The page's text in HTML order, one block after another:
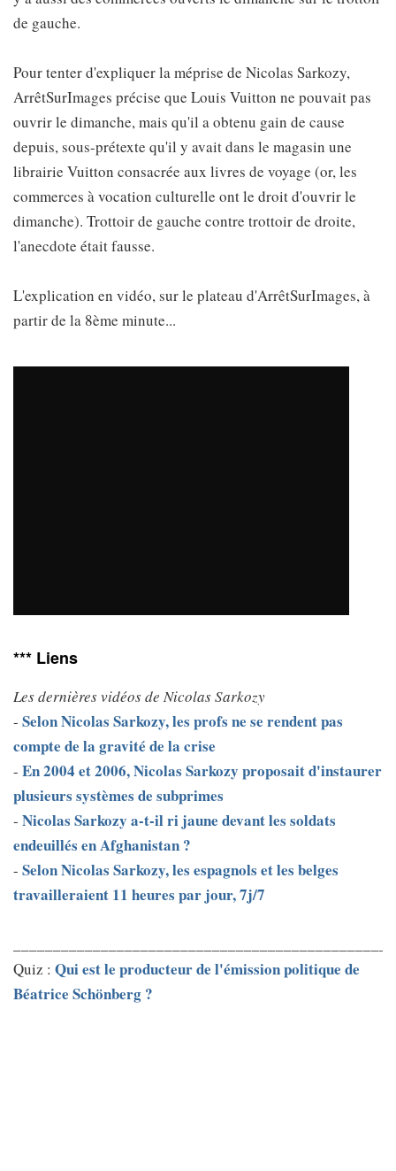
de gauche.
Pour tenter d'expliquer la méprise de Nicolas Sarkozy,
ArrêtSurImages précise que Louis Vuitton ne pouvait pas
ouvrir le dimanche, mais qu'il a obtenu gain de cause
depuis, sous-prétexte qu'il y avait dans le magasin une
librairie Vuitton consacrée aux livres de voyage (or, les
commerces à vocation culturelle ont le droit d'ouvrir le
dimanche). Trottoir de gauche contre trottoir de droite,
l'anecdote était fausse.
L'explication en vidéo, sur le plateau d'ArrêtSurImages, à
partir de la 8ème minute...
*** Liens
Les dernières vidéos de Nicolas Sarkozy
- Selon Nicolas Sarkozy, les profs ne se rendent pas
compte de la gravité de la crise
- En 2004 et 2006, Nicolas Sarkozy proposait d'instaurer
plusieurs systèmes de subprimes
- Nicolas Sarkozy a-t-il ri jaune devant les soldats
endeuillés en Afghanistan ?
- Selon Nicolas Sarkozy, les espagnols et les belges
travailleraient 11 heures par jour, 7j/7
Quiz : Qui est le producteur de l'émission politique de
Béatrice Schönberg ?